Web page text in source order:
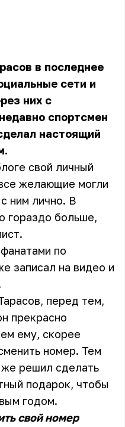
в последнее
сети и
них с
спортсмен
настоящий
свой личный
желающие могли
ним лично. В
гораздо больше,
по
записал на видео и
перед тем,
прекрасно
ему, скорее
номер. Тем
решил сделать
подарок, чтобы
годом.
свой номер